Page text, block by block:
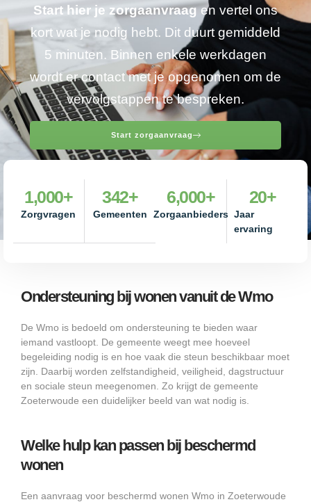
Start hier je zorgaanvraagen vertel ons
kort wat je nodig hebt. Dit duurt gemiddeld
5 minuten. Binnen enkele werkdagen
wordt er contact met je opgenomen om de
vervolgstappen te bespreken.
Start zorgaanvraag
Zorgvragen
1,000+
Gemeenten
342+
Zorgaanbieders
6,000+
Jaar
ervaring
20+
Ondersteuning bij wonen vanuit de Wmo
De Wmo is bedoeld om ondersteuning te bieden waar
iemand vastloopt. De gemeente weegt mee hoeveel
begeleiding nodig is en hoe vaak die steun beschikbaar moet
zijn. Daarbij worden zelfstandigheid, veiligheid, dagstructuur
en sociale steun meegenomen. Zo krijgt de gemeente
Zoeterwoude een duidelijker beeld van wat nodig is.
Welke hulp kan passen bij beschermd
wonen
Een aanvraag voor beschermd wonen Wmo in Zoeterwoude